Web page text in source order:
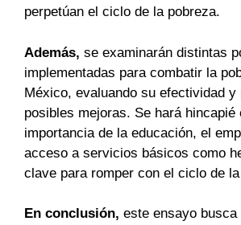
perpetúan el ciclo de la pobreza.
Además, se examinarán distintas
implementadas para combatir la
México, evaluando su efectividad y
posibles mejoras. Se hará hincapié
importancia de la educación, el
acceso a servicios básicos como
clave para romper con el ciclo de
En conclusión, este ensayo busca